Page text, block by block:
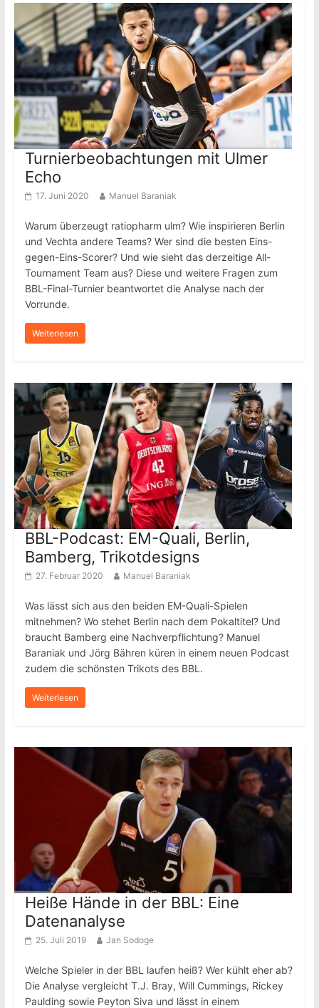
Turnierbeobachtungen mit Ulmer
Echo
17. Juni 2020 Manuel Baraniak
Warum überzeugt ratiopharm ulm? Wie inspirieren Berlin
und Vechta andere Teams? Wer sind die besten Eins-
gegen-Eins-Scorer? Und wie sieht das derzeitige All-
Tournament Team aus? Diese und weitere Fragen zum
BBL-Final-Turnier beantwortet die Analyse nach der
Vorrunde.
Weiterlesen
BBL-Podcast: EM-Quali, Berlin,
Bamberg, Trikotdesigns
27. Februar 2020 Manuel Baraniak
Was lässt sich aus den beiden EM-Quali-Spielen
mitnehmen? Wo stehet Berlin nach dem Pokaltitel? Und
braucht Bamberg eine Nachverpflichtung? Manuel
Baraniak und Jörg Bähren küren in einem neuen Podcast
zudem die schönsten Trikots des BBL.
Weiterlesen
Heiße Hände in der BBL: Eine
Datenanalyse
25. Juli 2019 Jan Sodoge
Welche Spieler in der BBL laufen heiß? Wer kühlt eher ab?
Die Analyse vergleicht T.J. Bray, Will Cummings, Rickey
Paulding sowie Peyton Siva und lässt in einem